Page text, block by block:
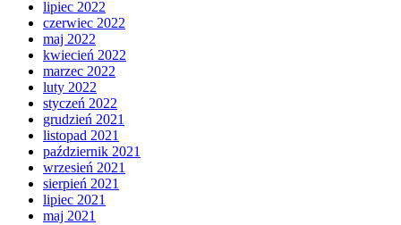
lipiec 2022
czerwiec 2022
maj 2022
kwiecień 2022
marzec 2022
luty 2022
styczeń 2022
grudzień 2021
listopad 2021
październik 2021
wrzesień 2021
sierpień 2021
lipiec 2021
maj 2021